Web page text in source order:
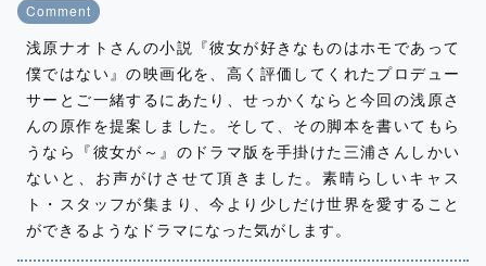
Comment
浅原ナオトさんの小説『彼女が好きなものはホモであって
僕ではない』の映画化を、高く評価してくれたプロデュー
サーとご一緒するにあたり、せっかくならと今回の浅原さ
んの原作を提案しました。そして、その脚本を書いてもら
うなら『彼女が～』のドラマ版を手掛けた三浦さんしかい
ないと、お声がけさせて頂きました。素晴らしいキャス
ト・スタッフが集まり、今より少しだけ世界を愛すること
ができるようなドラマになった気がします。